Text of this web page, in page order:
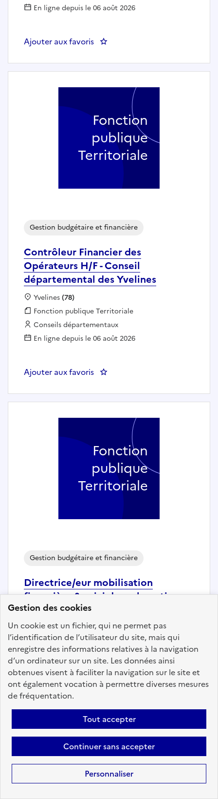
Gestion des cookies
Un cookie est un fichier, qui ne permet pas
l’identification de l’utilisateur du site, mais qui
enregistre des informations relatives à la navigation
d’un ordinateur sur un site. Les données ainsi
obtenues visent à faciliter la navigation sur le site et
ont également vocation à permettre diverses mesures
de fréquentation.
Tout accepter
Continuer sans accepter
Personnaliser
En ligne depuis le 06 août 2026
Ajouter aux favoris : Directrice/eur des Finances &
Contrôleur Financier des
Opérateurs H/F - Conseil
départemental des Yvelines
Gestion budgétaire et financière
Localisation :
Yvelines(78)
Fonction publique :
Fonction publique Territoriale
Employeur :
Conseils départementaux
En ligne depuis le 06 août 2026
Ajouter aux favoris : Contrôleur Financier des
Fonction
publique
Territoriale
Directrice/eur mobilisation
financière & suivi des subventions -
COM AGGLO
DEMBENI/MAMOUDZOU
Gestion budgétaire et financière
Localisation :
Mayotte (976)
Fonction publique :
Fonction publique Territoriale
Employeur :
Etablissements publics de coopération
intercommunale
En ligne depuis le 06 août 2026
Ajouter aux favoris: Directrice/eur mobilisation
Fonction
publique
Territoriale
2 3